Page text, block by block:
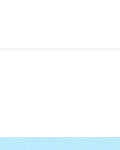
再来，全能神发表
非常痛苦，好像
炸了。痛苦中，我
神就是主耶稣的再
！我现在正在十字
惧怕，有我作你的